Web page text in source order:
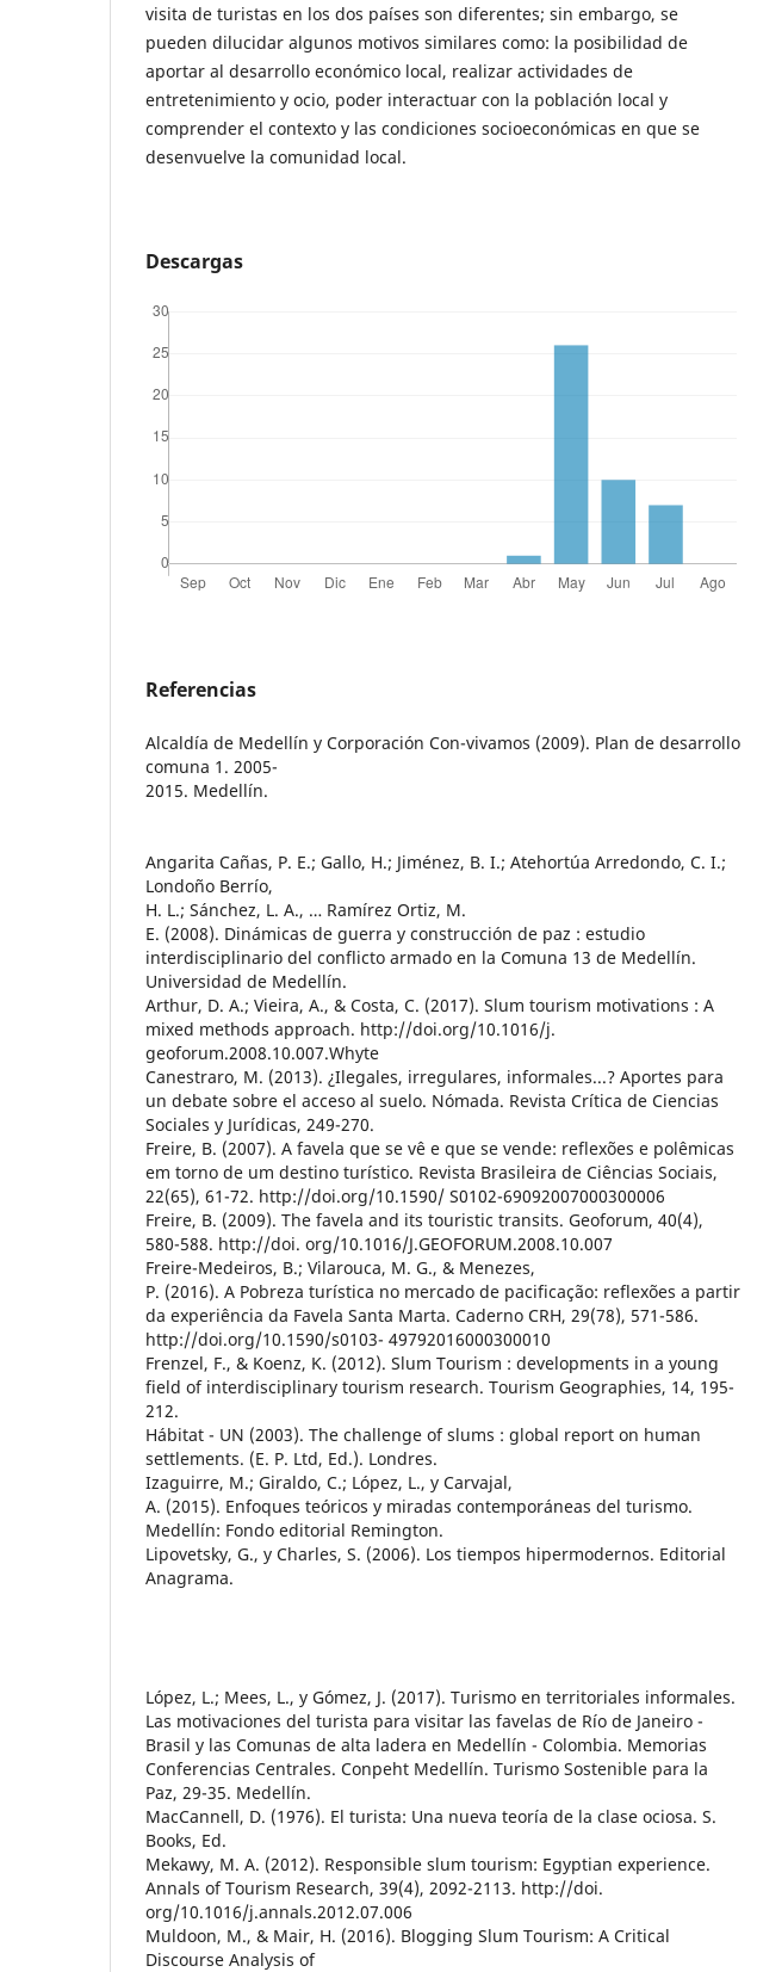
visita de turistas en los dos países son diferentes; sin embargo, se
pueden dilucidar algunos motivos similares como: la posibilidad de
aportar al desarrollo económico local, realizar actividades de
entretenimiento y ocio, poder interactuar con la población local y
comprender el contexto y las condiciones socioeconómicas en que se
desenvuelve la comunidad local.
Descargas
Referencias
Alcaldía de Medellín y Corporación Con-vivamos (2009). Plan de desarrollo
comuna 1. 2005-
2015. Medellín.
Angarita Cañas, P. E.; Gallo, H.; Jiménez, B. I.; Atehortúa Arredondo, C. I.;
Londoño Berrío,
H. L.; Sánchez, L. A., … Ramírez Ortiz, M.
E. (2008). Dinámicas de guerra y construcción de paz : estudio
interdisciplinario del conflicto armado en la Comuna 13 de Medellín.
Universidad de Medellín.
Arthur, D. A.; Vieira, A., & Costa, C. (2017). Slum tourism motivations : A
mixed methods approach. http://doi.org/10.1016/j.
geoforum.2008.10.007.Whyte
Canestraro, M. (2013). ¿Ilegales, irregulares, informales...? Aportes para
un debate sobre el acceso al suelo. Nómada. Revista Crítica de Ciencias
Sociales y Jurídicas, 249-270.
Freire, B. (2007). A favela que se vê e que se vende: reflexões e polêmicas
em torno de um destino turístico. Revista Brasileira de Ciências Sociais,
22(65), 61-72. http://doi.org/10.1590/ S0102-69092007000300006
Freire, B. (2009). The favela and its touristic transits. Geoforum, 40(4),
580-588. http://doi. org/10.1016/J.GEOFORUM.2008.10.007
Freire-Medeiros, B.; Vilarouca, M. G., & Menezes,
P. (2016). A Pobreza turística no mercado de pacificação: reflexões a partir
da experiência da Favela Santa Marta. Caderno CRH, 29(78), 571-586.
http://doi.org/10.1590/s0103- 49792016000300010
Frenzel, F., & Koenz, K. (2012). Slum Tourism : developments in a young
field of interdisciplinary tourism research. Tourism Geographies, 14, 195-
212.
Hábitat - UN (2003). The challenge of slums : global report on human
settlements. (E. P. Ltd, Ed.). Londres.
Izaguirre, M.; Giraldo, C.; López, L., y Carvajal,
A. (2015). Enfoques teóricos y miradas contemporáneas del turismo.
Medellín: Fondo editorial Remington.
Lipovetsky, G., y Charles, S. (2006). Los tiempos hipermodernos. Editorial
Anagrama.
López, L.; Mees, L., y Gómez, J. (2017). Turismo en territoriales informales.
Las motivaciones del turista para visitar las favelas de Río de Janeiro -
Brasil y las Comunas de alta ladera en Medellín - Colombia. Memorias
Conferencias Centrales. Conpeht Medellín. Turismo Sostenible para la
Paz, 29-35. Medellín.
MacCannell, D. (1976). El turista: Una nueva teoría de la clase ociosa. S.
Books, Ed.
Mekawy, M. A. (2012). Responsible slum tourism: Egyptian experience.
Annals of Tourism Research, 39(4), 2092-2113. http://doi.
org/10.1016/j.annals.2012.07.006
Muldoon, M., & Mair, H. (2016). Blogging Slum Tourism: A Critical
Discourse Analysis of